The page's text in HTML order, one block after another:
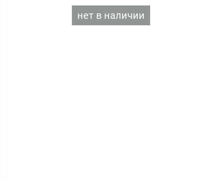
нет в наличии